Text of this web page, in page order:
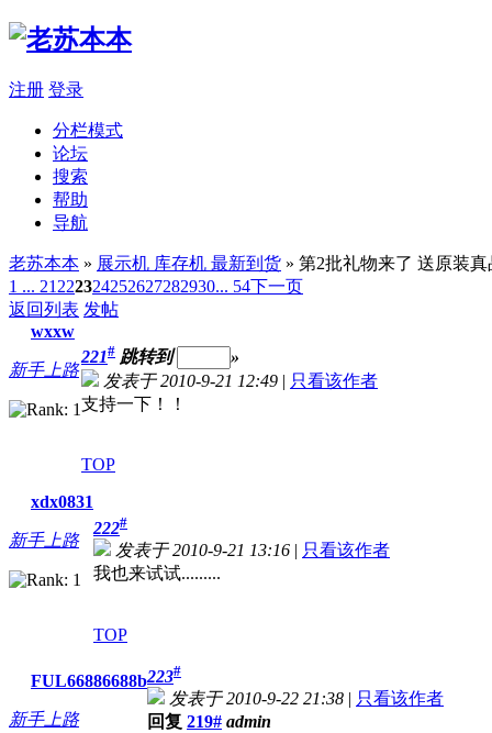
注册 登录
分栏模式
论坛
搜索
帮助
导航
老苏本本 » 展示机 库存机 最新到货 » 第2批礼物来了 送原装
1 ... 21 222324252627282930... 54下一页
返回列表 发帖
wxxw
新手上路
221# 跳转到
»
发表于 2010-9-21 12:49 | 只看该作者
支持一下！！
TOP
xdx0831
新手上路
222#
发表于 2010-9-21 13:16 | 只看该作者
我也来试试.........
TOP
FUL66886688b
新手上路
223#
发表于 2010-9-22 21:38 | 只看该作者
回复 219# admin